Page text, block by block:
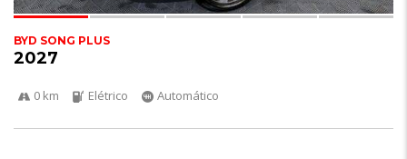
BYD SONG PLUS
2027
0 km Elétrico Automático